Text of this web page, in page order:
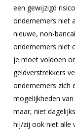
een gewijzigd
ondernemers niet
nieuwe, non-
ondernemers niet
je moet voldoen
geldverstrekkers
ondernemers zich
mogelijkheden
maar, niet
hij/zij ook niet alle